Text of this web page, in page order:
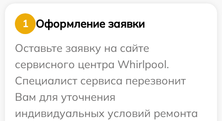
1
Оформление заявки
Оставьте заявку на сайте
сервисного центра Whirlpool.
Специалист сервиса перезвонит
Вам для уточнения
индивидуальных условий ремонта